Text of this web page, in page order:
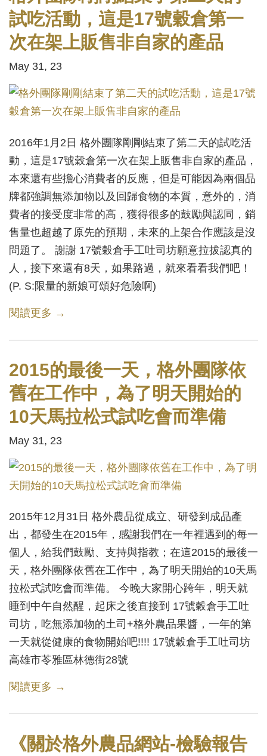
試吃活動，這是17號穀倉第一
次在架上販售非自家的產品
May 31, 23
2016年1月2日 格外團隊剛剛結束了第二天的試吃活
動，這是17號穀倉第一次在架上販售非自家的產品，
本來還有些擔心消費者的反應，但是可能因為兩個品
牌都強調無添加物以及回歸食物的本質，意外的，消
費者的接受度非常的高，獲得很多的鼓勵與認同，銷
售量也超越了原先的預期，未來的上架合作應該是沒
問題了。 謝謝 17號穀倉手工吐司坊願意拉拔認真的
人，接下來還有8天，如果路過，就來看看我們吧！
(P. S:限量的新娘可頌好危險啊)
閱讀更多 →
2015的最後一天，格外團隊依
舊在工作中，為了明天開始的
10天馬拉松式試吃會而準備
May 31, 23
2015年12月31日 格外農品從成立、研發到成品產
出，都發生在2015年，感謝我們在一年裡遇到的每一
個人，給我們鼓勵、支持與指教；在這2015的最後一
天，格外團隊依舊在工作中，為了明天開始的10天馬
拉松式試吃會而準備。 今晚大家開心跨年，明天就
睡到中午自然醒，起床之後直接到 17號穀倉手工吐
司坊，吃無添加物的土司+格外農品果醬，一年的第
一天就從健康的食物開始吧!!!! 17號穀倉手工吐司坊
高雄市苓雅區林德街28號
閱讀更多 →
《關於格外農品網站-檢驗報告